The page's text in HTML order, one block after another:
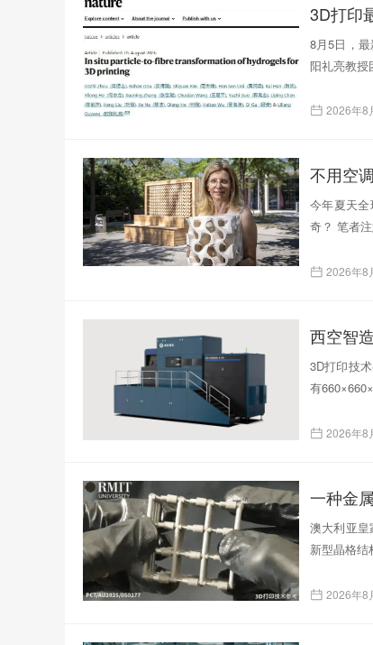
3D打印
8月5日，
阳礼亮教授
2026年8
不用空
今年夏天
奇？ 笔者
2026年8
西空智
3D打印技
有
2026年8
一种金
澳大利亚
新型晶格
2026年8